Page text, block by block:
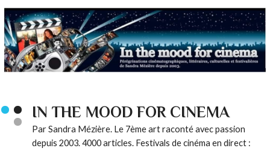
IN THE MOOD FOR CINEMA
Par Sandra Mézière. Le 7ème art raconté avec passion
depuis 2003. 4000 articles. Festivals de cinéma en direct :